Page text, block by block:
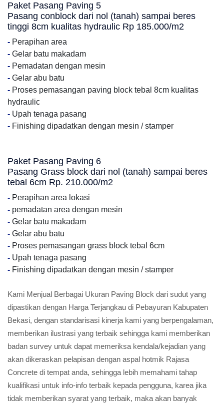
Paket Pasang Paving 5
Pasang conblock dari nol (tanah) sampai beres
tinggi 8cm kualitas hydraulic Rp 185.000/m2
- Perapihan area
- Gelar batu makadam
- Pemadatan dengan mesin
- Gelar abu batu
- Proses pemasangan paving block tebal 8cm kualitas
hydraulic
- Upah tenaga pasang
- Finishing dipadatkan dengan mesin / stamper
Paket Pasang Paving 6
Pasang Grass block dari nol (tanah) sampai beres
tebal 6cm Rp. 210.000/m2
- Perapihan area lokasi
- pemadatan area dengan mesin
- Gelar batu makadam
- Gelar abu batu
- Proses pemasangan grass block tebal 6cm
- Upah tenaga pasang
- Finishing dipadatkan dengan mesin / stamper
Kami Menjual Berbagai Ukuran Paving Block dari sudut yang
dipastikan dengan Harga Terjangkau di Pebayuran Kabupaten
Bekasi, dengan standarisasi kinerja kami yang berpengalaman,
memberikan ilustrasi yang terbaik sehingga kami memberikan
badan survey untuk dapat memeriksa kendala/kejadian yang
akan dikeraskan pelapisan dengan aspal hotmik Rajasa
Concrete di tempat anda, sehingga lebih memahami tahap
kualifikasi untuk info-info terbaik kepada pengguna, karea jika
tidak memberikan syarat yang terbaik, maka akan banyak